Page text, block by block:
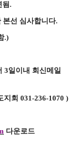
.
본선 심사합니다.
.)
3일이내 회신메일
지회 031-236-1070 )
다운로드